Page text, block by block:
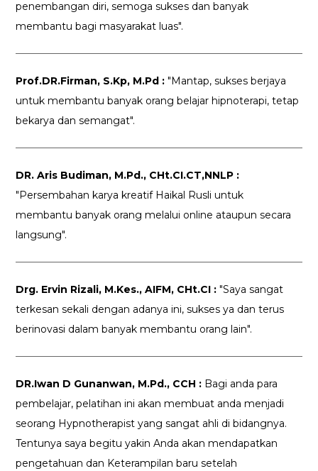
penembangan diri, semoga sukses dan banyak
membantu bagi masyarakat luas".
Prof.DR.Firman, S.Kp, M.Pd : "Mantap, sukses berjaya
untuk membantu banyak orang belajar hipnoterapi, tetap
bekarya dan semangat".
DR. Aris Budiman, M.Pd., CHt.CI.CT,NNLP :
"Persembahan karya kreatif Haikal Rusli untuk
membantu banyak orang melalui online ataupun secara
langsung".
Drg. Ervin Rizali, M.Kes., AIFM, CHt.CI : "Saya sangat
terkesan sekali dengan adanya ini, sukses ya dan terus
berinovasi dalam banyak membantu orang lain".
DR.Iwan D Gunanwan, M.Pd., CCH : Bagi anda para
pembelajar, pelatihan ini akan membuat anda menjadi
seorang Hypnotherapist yang sangat ahli di bidangnya.
Tentunya saya begitu yakin Anda akan mendapatkan
pengetahuan dan Keterampilan baru setelah